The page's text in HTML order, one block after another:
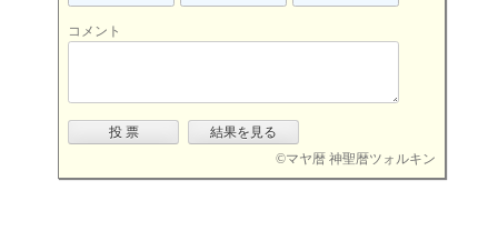
コメント
©マヤ暦 神聖暦ツォルキン